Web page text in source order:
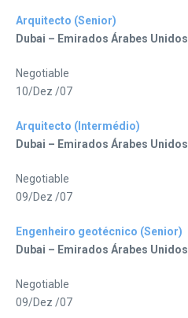
Arquitecto (Senior)
Dubai – Emirados Árabes Unidos
Negotiable
10/Dez /07
Arquitecto (Intermédio)
Dubai – Emirados Árabes Unidos
Negotiable
09/Dez /07
Engenheiro geotécnico (Senior)
Dubai – Emirados Árabes Unidos
Negotiable
09/Dez /07